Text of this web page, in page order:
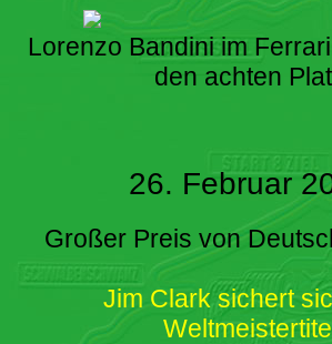
Lorenzo Bandini im
den achten
26. Februar
Großer Preis von
Jim Clark sichert